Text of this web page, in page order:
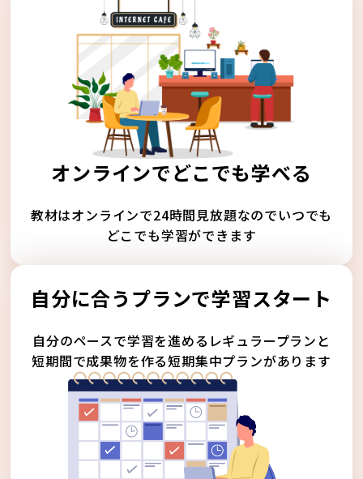
オンラインでどこでも学べる
教材はオンラインで24時間見放題なのでいつでも
どこでも学習ができます
自分に合うプランで学習スタート
自分のペースで学習を進めるレギュラープランと
短期間で成果物を作る短期集中プランがあります